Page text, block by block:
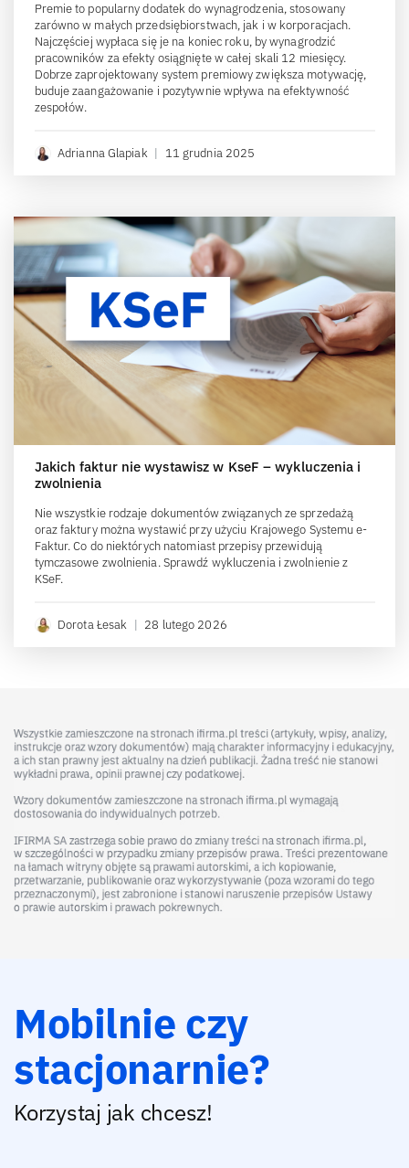
Premie to popularny dodatek do wynagrodzenia, stosowany
zarówno w małych przedsiębiorstwach, jak i w korporacjach.
Najczęściej wypłaca się je na koniec roku, by wynagrodzić
pracowników za efekty osiągnięte w całej skali 12 miesięcy.
Dobrze zaprojektowany system premiowy zwiększa motywację,
buduje zaangażowanie i pozytywnie wpływa na efektywność
zespołów.
Adrianna Glapiak | 11 grudnia 2025
Jakich faktur nie wystawisz w KseF – wykluczenia i
zwolnienia
Nie wszystkie rodzaje dokumentów związanych ze sprzedażą
oraz faktury można wystawić przy użyciu Krajowego Systemu e-
Faktur. Co do niektórych natomiast przepisy przewidują
tymczasowe zwolnienia. Sprawdź wykluczenia i zwolnienie z
KSeF.
Dorota Łesak | 28 lutego 2026
Mobilnie czy
stacjonarnie?
Korzystaj jak chcesz!